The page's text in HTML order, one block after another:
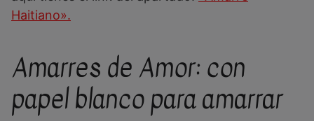
Haitiano».
Amarres de Amor: con
papel blanco para amarrar